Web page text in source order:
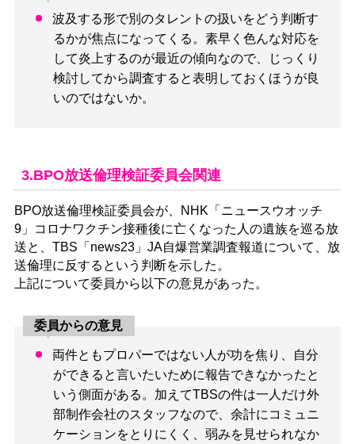
波及する形で別のタレントの扱いをどう判断す
るかが焦点になってくる。素早く色んな対応を
して炎上するのが最近の傾向なので、じっくり
検討してから調査すると表明しておくほうが良
いのではないか。
3.BPO放送倫理検証委員会関連
BPO放送倫理検証委員会が、NHK「ニュースウオッチ
9」コロナワクチン接種後に亡くなった人の遺族を巡る放
送と、TBS「news23」JA自爆営業調査報道について、放
送倫理に反するという判断を示した。
上記について委員から以下の意見があった。
委員からの意見
両件ともプロパーではない人が功を焦り、自分
ができると言いたいために報告できなかったと
いう側面がある。加えてTBSの件は一人だけ外
部制作会社のスタッフなので、余計にコミュニ
ケーションをとりにくく、弱みを見せられなか